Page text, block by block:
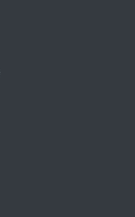
Список пунктов
Список пунктов
телефны и адреса.
осмотра.
Список пунктов
осмотра.